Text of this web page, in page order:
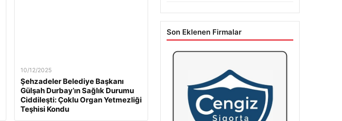
10/12/2025
Şehzadeler Belediye Başkanı
Gülşah Durbay’ın Sağlık Durumu
Ciddileşti: Çoklu Organ Yetmezliği
Teşhisi Kondu
Son Eklenen Firmalar